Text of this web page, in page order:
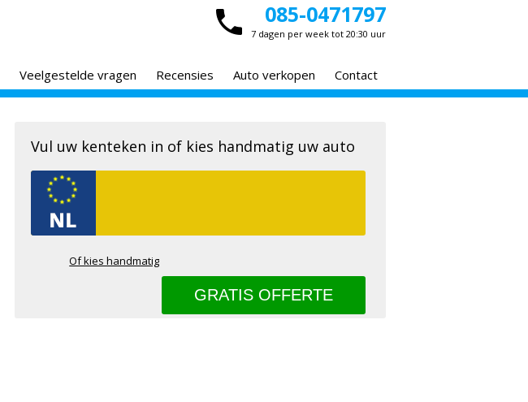
085-0471797
7 dagen per week tot 20:30 uur
Veelgestelde vragen Recensies Auto verkopen Contact
Vul uw kenteken in of kies handmatig uw auto
Of kies handmatig